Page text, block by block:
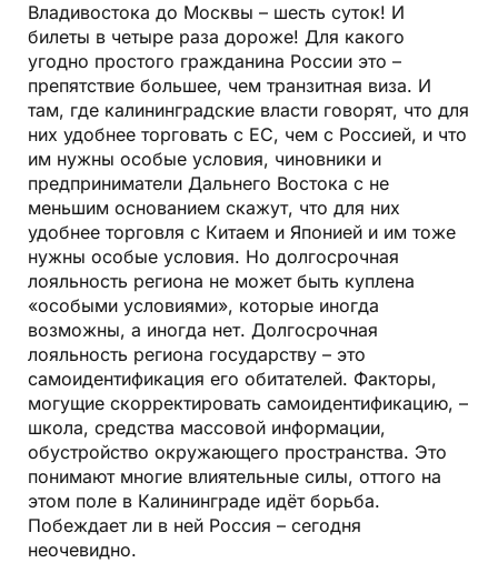
Владивостока до Москвы – шесть суток! И
билеты в четыре раза дороже! Для какого
угодно простого гражданина России это –
препятствие большее, чем транзитная виза. И
там, где калининградские власти говорят, что для
них удобнее торговать с ЕС, чем с Россией, и что
им нужны особые условия, чиновники и
предприниматели Дальнего Востока с не
меньшим основанием скажут, что для них
удобнее торговля с Китаем и Японией и им тоже
нужны особые условия. Но долгосрочная
лояльность региона не может быть куплена
«особыми условиями», которые иногда
возможны, а иногда нет. Долгосрочная
лояльность региона государству – это
самоидентификация его обитателей. Факторы,
могущие скорректировать самоидентификацию, –
школа, средства массовой информации,
обустройство окружающего пространства. Это
понимают многие влиятельные силы, оттого на
этом поле в Калининграде идёт борьба.
Побеждает ли в ней Россия – сегодня
неочевидно.